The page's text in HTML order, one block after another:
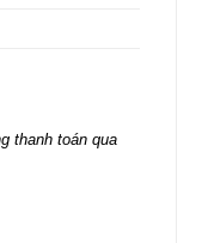
thanh toán qua
Bạch Ngọc quantity